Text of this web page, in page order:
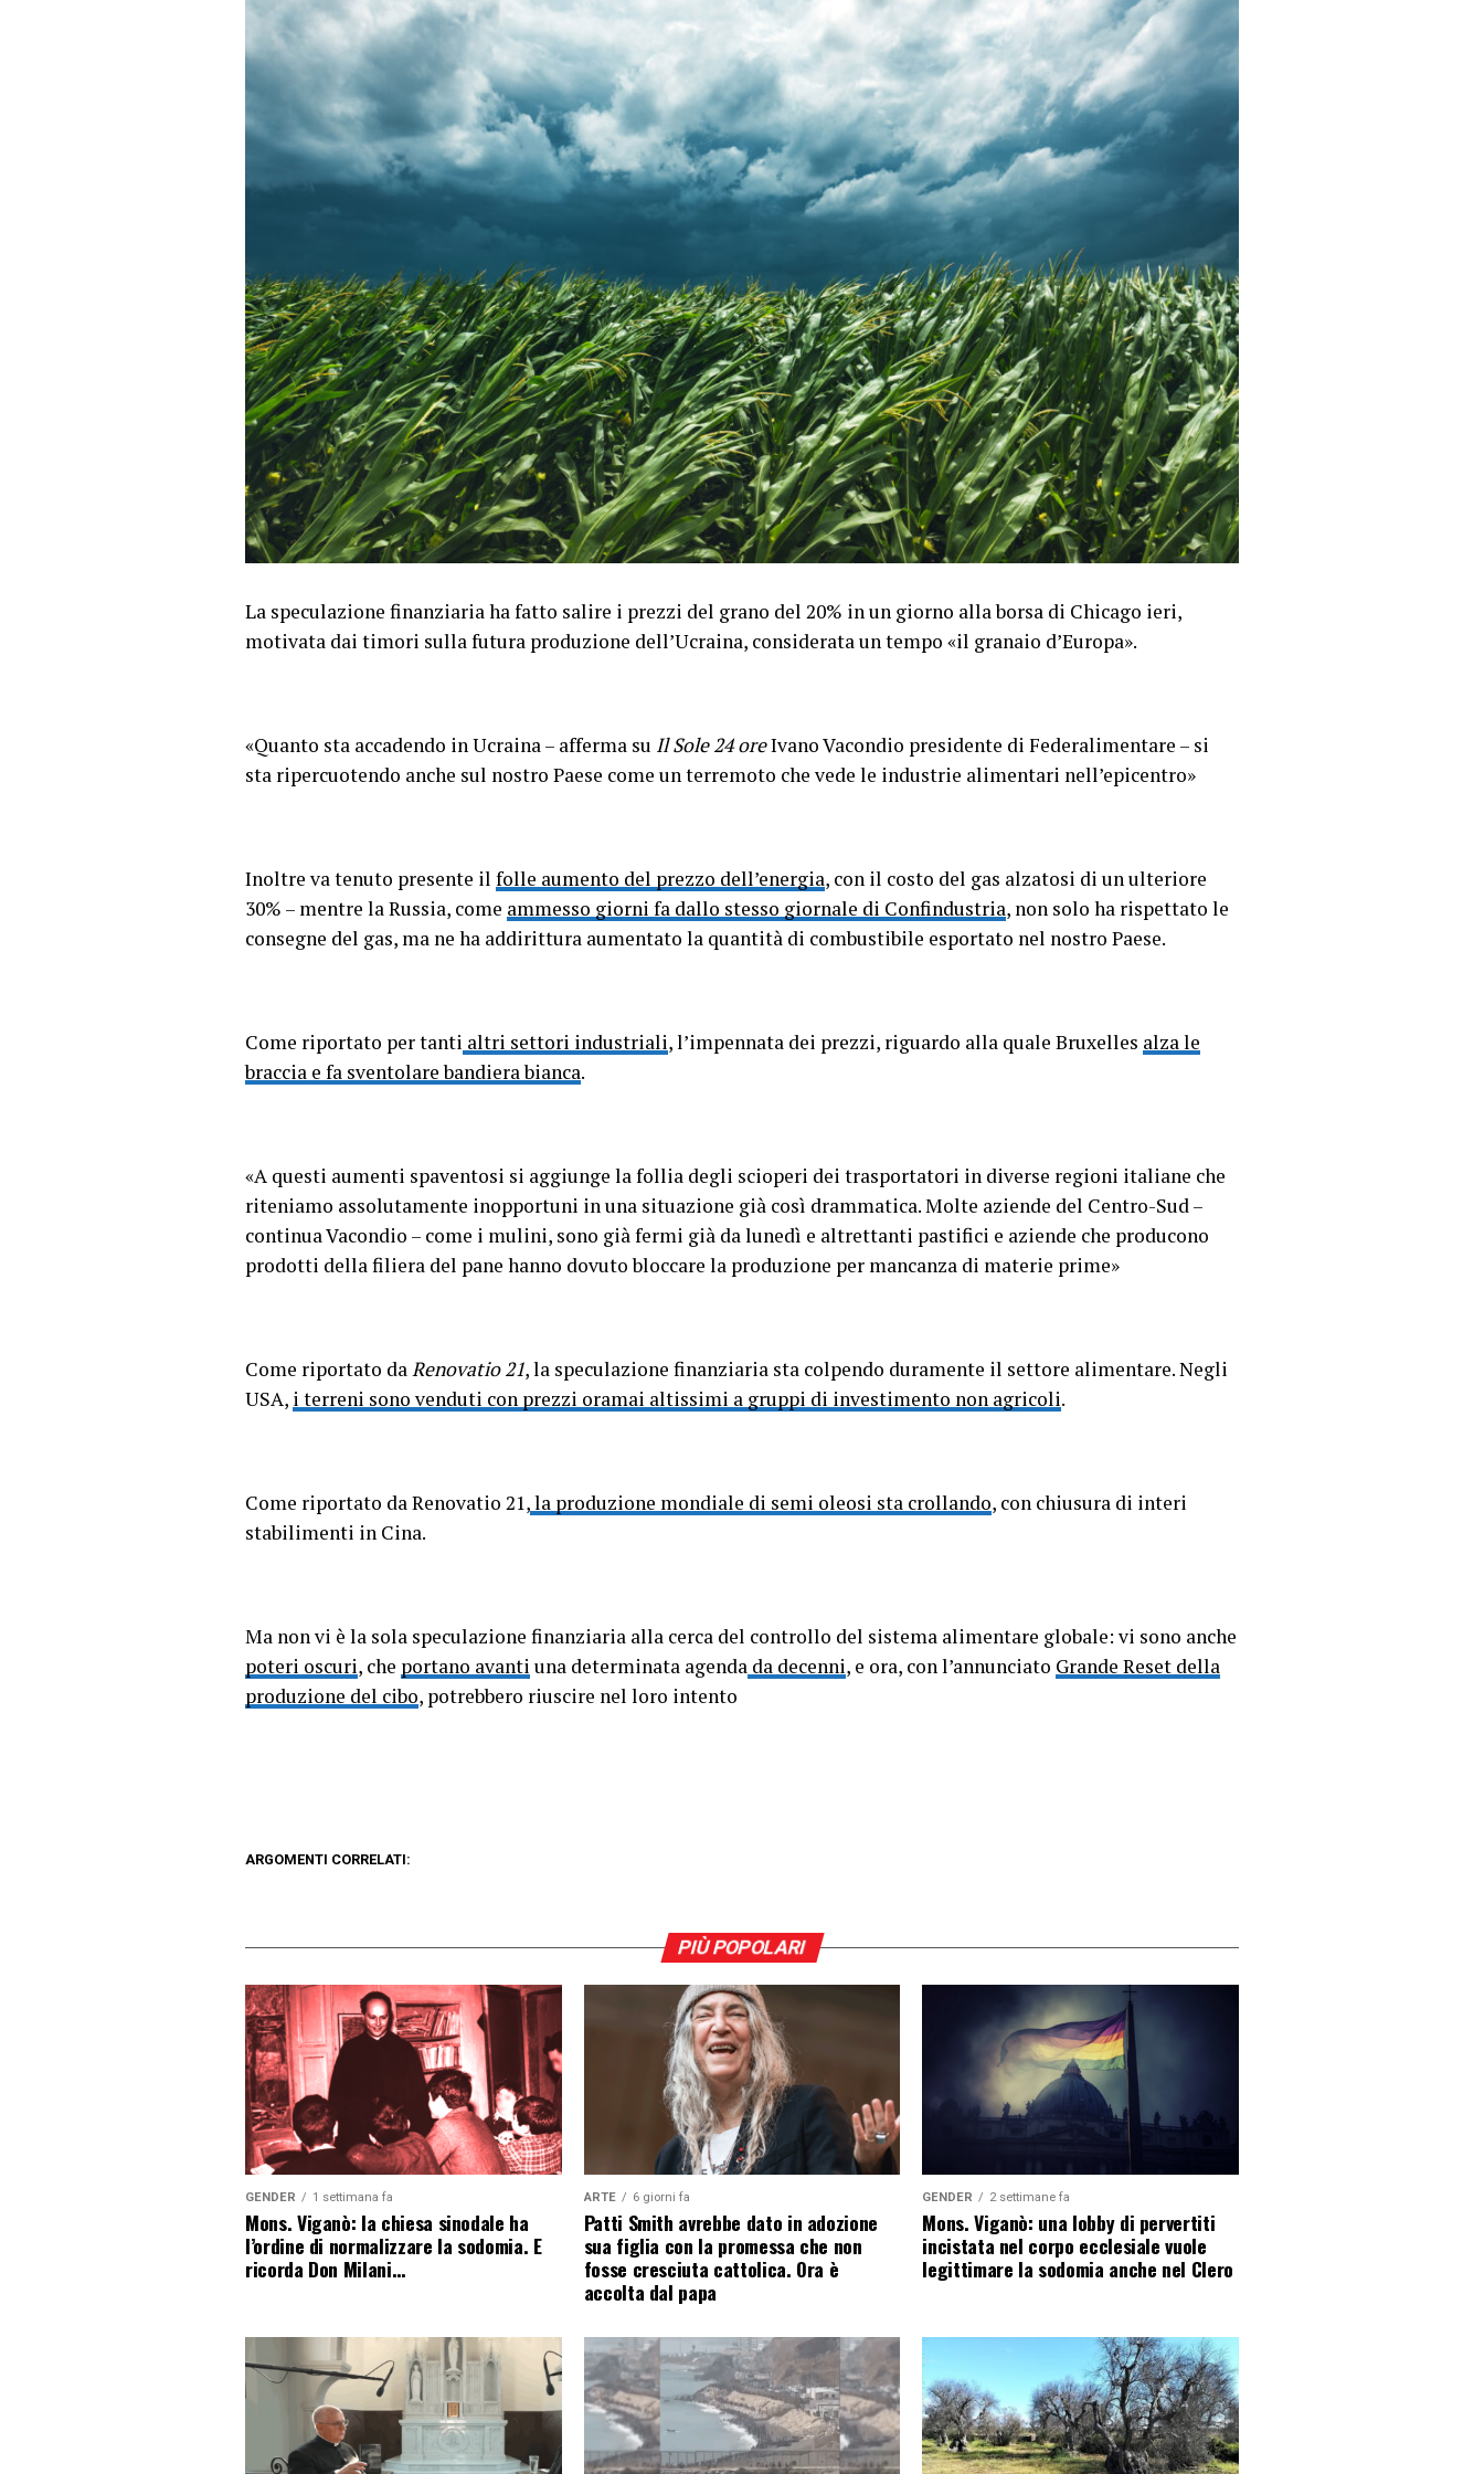
La speculazione finanziaria ha fatto salire i prezzi del grano del 20% in un giorno alla borsa di Chicago ieri,
motivata dai timori sulla futura produzione dell’Ucraina, considerata un tempo «il granaio d’Europa».
«Quanto sta accadendo in Ucraina – afferma su Il Sole 24 oreIvano Vacondio presidente di Federalimentare – si
sta ripercuotendo anche sul nostro Paese come un terremoto che vede le industrie alimentari nell’epicentro»
Inoltre va tenuto presente il folle aumento del prezzo dell’energia, con il costo del gas alzatosi di un ulteriore
30% – mentre la Russia, come ammesso giorni fa dallo stesso giornale di Confindustria, non solo ha rispettato le
consegne del gas, ma ne ha addirittura aumentato la quantità di combustibile esportato nel nostro Paese.
Come riportato per tanti altri settori industriali, l’impennata dei prezzi, riguardo alla quale Bruxelles alza le
braccia e fa sventolare bandiera bianca.
«A questi aumenti spaventosi si aggiunge la follia degli scioperi dei trasportatori in diverse regioni italiane che
riteniamo assolutamente inopportuni in una situazione già così drammatica. Molte aziende del Centro-Sud –
continua Vacondio – come i mulini, sono già fermi già da lunedì e altrettanti pastifici e aziende che producono
prodotti della filiera del pane hanno dovuto bloccare la produzione per mancanza di materie prime»
Come riportato daRenovatio 21, la speculazione finanziaria sta colpendo duramente il settore alimentare. Negli
USA, i terreni sono venduti con prezzi oramai altissimi a gruppi di investimento non agricoli.
Come riportato da Renovatio 21,la produzione mondiale di semi oleosi sta crollando, con chiusura di interi
stabilimenti in Cina.
Ma non vi è la sola speculazione finanziaria alla cerca del controllo del sistema alimentare globale: vi sono anche
poteri oscuri, che portano avanti una determinata agenda da decenni, e ora, con l’annunciato Grande Reset della
produzione del cibo, potrebbero riuscire nel loro intento
ARGOMENTI CORRELATI:
PIÙ POPOLARI
GENDER 1 settimana fa
Mons. Viganò: la chiesa sinodale ha
l’ordine di normalizzare la sodomia. E
ricorda Don Milani…
ARTE 6 giorni fa
Patti Smith avrebbe dato in adozione
sua figlia con la promessa che non
fosse cresciuta cattolica. Ora è
accolta dal papa
GENDER 2 settimane fa
Mons. Viganò: una lobby di pervertiti
incistata nel corpo ecclesiale vuole
legittimare la sodomia anche nel Clero